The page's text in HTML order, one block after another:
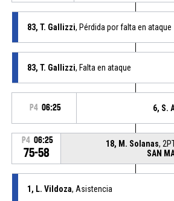
83, T. Gallizzi, Pérdida por falta en ataque
83, T. Gallizzi, Falta en ataque
P4 06:25 6, S.
P4 06:25
75-58
18, M. Solanas,
SAN
1, L. Vildoza, Asistencia